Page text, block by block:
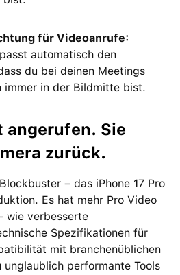
für Videoanrufe:
automatisch den
du bei deinen Meetings
immer in der Bildmitte bist.
angerufen. Sie
zurück.
– das iPhone 17 Pro
Es hat mehr Pro Video
wie verbesserte
Spezifikationen für
mit branchenüblichen
unglaublich performante Tools